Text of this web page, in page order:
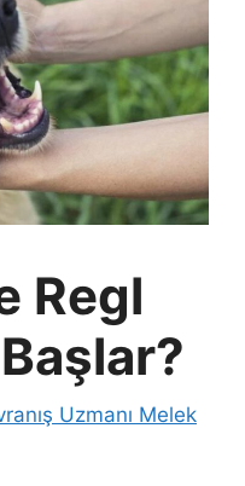
Regl
Uzmanı Melek